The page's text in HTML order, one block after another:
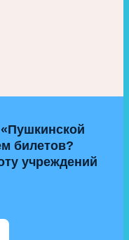
билетов?
учреждений